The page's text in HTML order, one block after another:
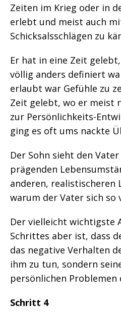
Zeiten im Krieg oder in
erlebt und meist auch
Schicksalsschlägen zu
Er hat in eine Zeit
völlig anders definiert
erlaubt war Gefühle zu
Zeit gelebt, wo er meist
zur Persönlichkeits-
ging es oft ums nackte
Der Sohn sieht den
prägenden
anderen, realistischeren
warum der Vater sich so
Der vielleicht wichtigste
Schrittes aber ist, dass
das negative Verhalten
ihm zu tun, sondern
persönlichen Problemen
Schritt 4